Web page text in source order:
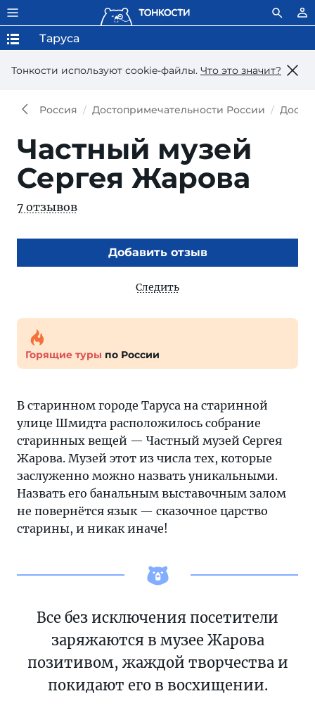
Тонкости используют сookie-файлы. Что это значит?
Таруса
Россия Достопримечательности России
Частный музей
Сергея Жарова
7 отзывов
Добавить отзыв
Следить
Горящие туры по России
В старинном городе Таруса на старинной
улице Шмидта расположилось собрание
старинных вещей — Частный музей Сергея
Жарова. Музей этот из числа тех, которые
заслуженно можно назвать уникальными.
Назвать его банальным выставочным залом
не повернётся язык — сказочное царство
старины, и никак иначе!
Все без исключения посетители
заряжаются в музее Жарова
позитивом, жаждой творчества и
покидают его в восхищении.